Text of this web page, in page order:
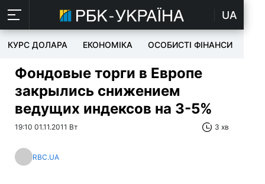
UA
КУРС ДОЛАРА ЕКОНОМІКА ОСОБИСТІ ФІНАНСИ
Фондовые торги в Европе
закрылись снижением
ведущих индексов на 3-5%
19:10 01.11.2011 Вт 3 хв
RBC.UA